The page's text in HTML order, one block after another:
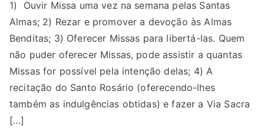
1) Ouvir Missa uma vez na semana pelas Santas
Almas; 2) Rezar e promover a devoção às Almas
Benditas; 3) Oferecer Missas para libertá-las. Quem
não puder oferecer Missas, pode assistir a quantas
Missas for possível pela intenção delas; 4) A
recitação do Santo Rosário (oferecendo-lhes
também as indulgências obtidas) e fazer a Via Sacra
[…]